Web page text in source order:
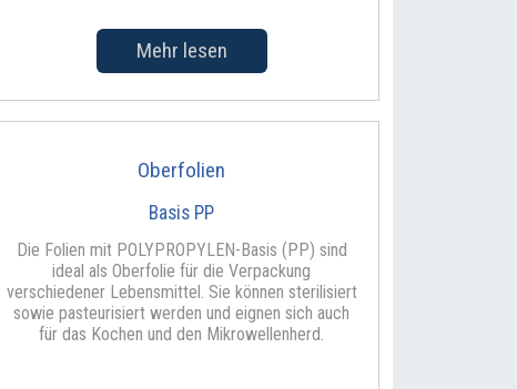
Mehr lesen
Oberfolien
Basis PP
Die Folien mit POLYPROPYLEN-Basis (PP) sind
ideal als Oberfolie für die Verpackung
verschiedener Lebensmittel. Sie können sterilisiert
sowie pasteurisiert werden und eignen sich auch
für das Kochen und den Mikrowellenherd.